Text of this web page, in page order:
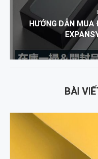
HƯỚNG DẪN MUA
BÀI